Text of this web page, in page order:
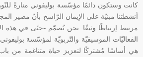
كانت وستكون دائمًا مؤسّسة بوليفوني منارةً
أنشطتنا مبنيّة على الإيمان الرّاسخ بأنّ مصير
مرتبط إرتباطًا وثيقًا. نحن نُصمّم -حتّى في هذه
الفعاليّات الموسيقيّة والتّربويّة لمؤسّسة
هي أساسًا مُشتركًا لتعزيز حياة متناغمة من